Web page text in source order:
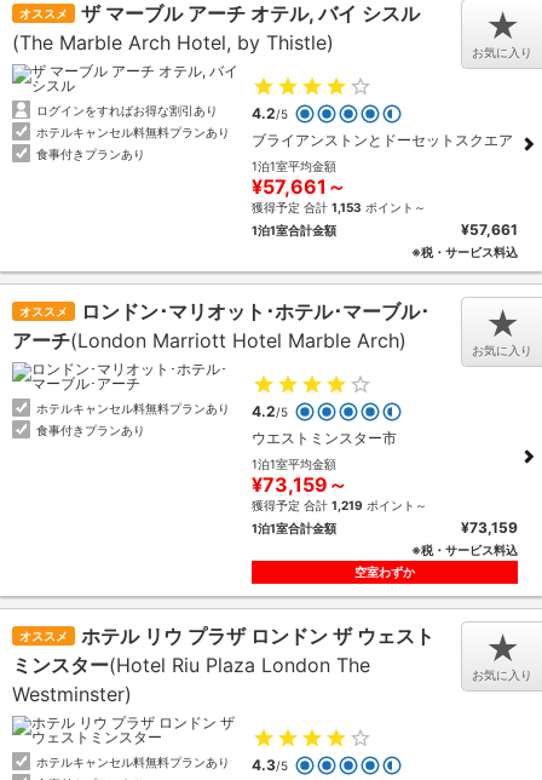
オススメ
ザ マーブル アーチ オテル, バイ シスル
(The Marble Arch Hotel, by Thistle)
ログインをすればお得な割引あり
ホテルキャンセル料無料プランあり
食事付きプランあり
4.2/5
ブライアンストンとドーセットスクエア
1泊1室平均金額
¥57,661～
獲得予定 合計 1,153 ポイント～
1泊1室合計金額
¥57,661
※税・サービス料込
★
お気に入り
オススメ
ロンドン･マリオット･ホテル･マーブル･
アーチ(London Marriott Hotel Marble Arch)
ホテルキャンセル料無料プランあり
食事付きプランあり
4.2/5
ウエストミンスター市
1泊1室平均金額
¥73,159～
獲得予定 合計 1,219 ポイント～
1泊1室合計金額
¥73,159
※税・サービス料込
空室わずか
★
お気に入り
オススメ
ホテル リウ プラザ ロンドン ザ ウェスト
ミンスター(Hotel Riu Plaza London The
Westminster)
ホテルキャンセル料無料プランあり
4.3/5
★
お気に入り